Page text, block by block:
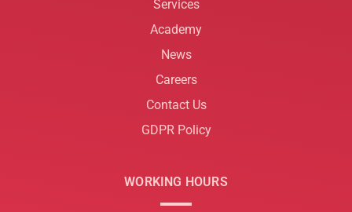
Services
Academy
News
Careers
Contact Us
GDPR Policy
WORKING HOURS